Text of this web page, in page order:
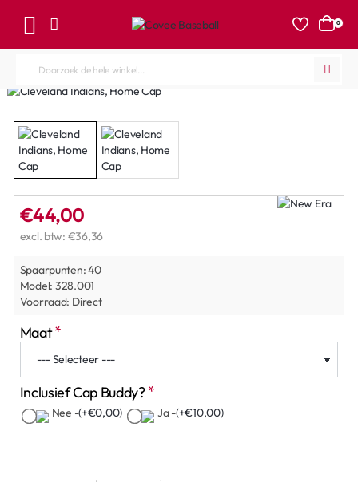
0
Doorzoek
de
winkel...
Spaarpunten:40
Model: 328.001
Voorraad: Direct
€44,00
excl. btw: €36,36
Maat
Inclusief Cap Buddy?
Nee -(+€0,00) Ja -(+€10,00)